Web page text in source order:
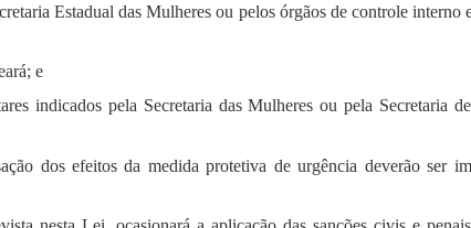
Estadual das Mulheres ou pelos órgãos de controle interno
e
indicados pela Secretaria das Mulheres ou pela Secretaria
dos efeitos da medida protetiva de urgência deverão ser